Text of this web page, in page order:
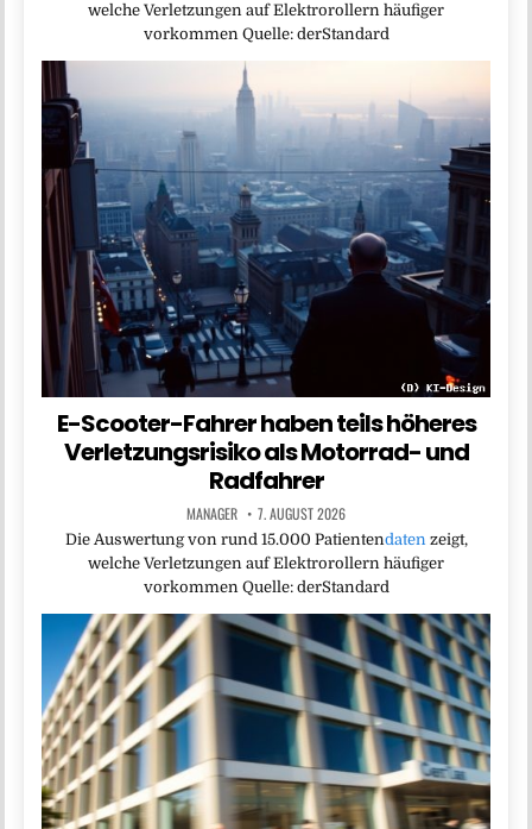
welche Verletzungen auf Elektrorollern häufiger
vorkommen Quelle: derStandard
E-Scooter-Fahrer haben teils höheres
Verletzungsrisiko als Motorrad- und
Radfahrer
MANAGER 7. AUGUST 2026
Die Auswertung von rund 15.000 Patientendatenzeigt,
welche Verletzungen auf Elektrorollern häufiger
vorkommen Quelle: derStandard